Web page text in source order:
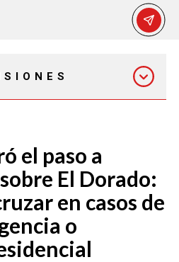
7:00 PM
el paso a
El Dorado:
en casos de
o